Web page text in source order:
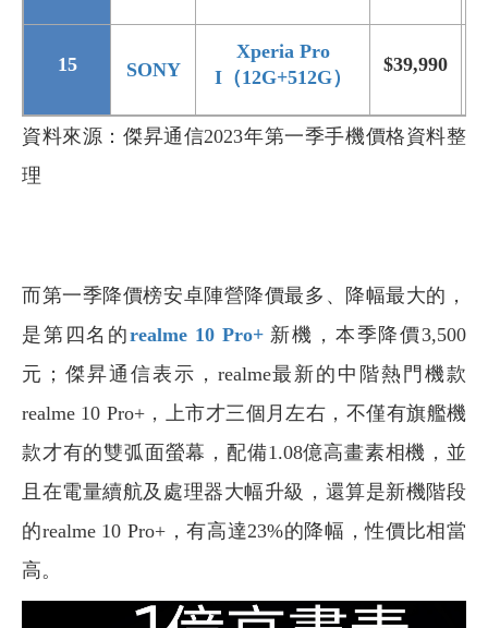
15 SONY
Xperia Pro
I（12G+512G）
$39,990
資料來源：傑昇通信2023年第一季手機價格資料整
理
而第一季降價榜安卓陣營降價最多、降幅最大的，
是第四名的realme 10 Pro+ 新機，本季降價3,500
元；傑昇通信表示，realme最新的中階熱門機款
realme 10 Pro+，上市才三個月左右，不僅有旗艦機
款才有的雙弧面螢幕，配備1.08億高畫素相機，並
且在電量續航及處理器大幅升級，還算是新機階段
的realme 10 Pro+，有高達23%的降幅，性價比相當
高。